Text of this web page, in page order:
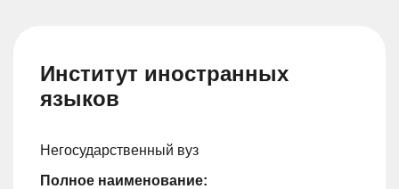
Институт иностранных
языков
Негосударственный вуз
Полное наименование: